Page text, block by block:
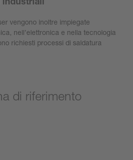
vengono inoltre impiegate
nell’elettronica e nella tecnologia
richiesti processi di saldatura
di riferimento